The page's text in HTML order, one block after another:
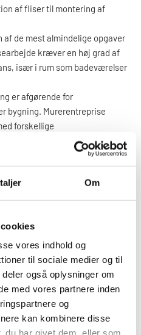
Om
vores indhold og
til sociale medier og til
også oplysninger om
med vores partnere inden
og
kan kombinere disse
du har givet dem, eller som
af fliser til montering af
af de mest almindelige opgaver
kræver en høj grad af
især i rum som badeværelser
er afgørende for
bygning. Murerentreprise
forskellige
for at sikre optimal
og renovering af
service, der forbedrer
og funktionalitet.
hvilket er vitalt for
alsidigt byggemateriale, og
til at arbejde med
lige fra